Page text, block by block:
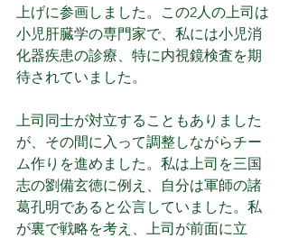
上げに参画しました。この2人の上司は
小児肝臓学の専門家で、私には小児消
化器疾患の診療、特に内視鏡検査を期
待されていました。
上司同士が対立することもありました
が、その間に入って調整しながらチー
ム作りを進めました。私は上司を三国
志の劉備玄徳に例え、自分は軍師の諸
葛孔明であると公言していました。私
が裏で戦略を考え、上司が前面に立